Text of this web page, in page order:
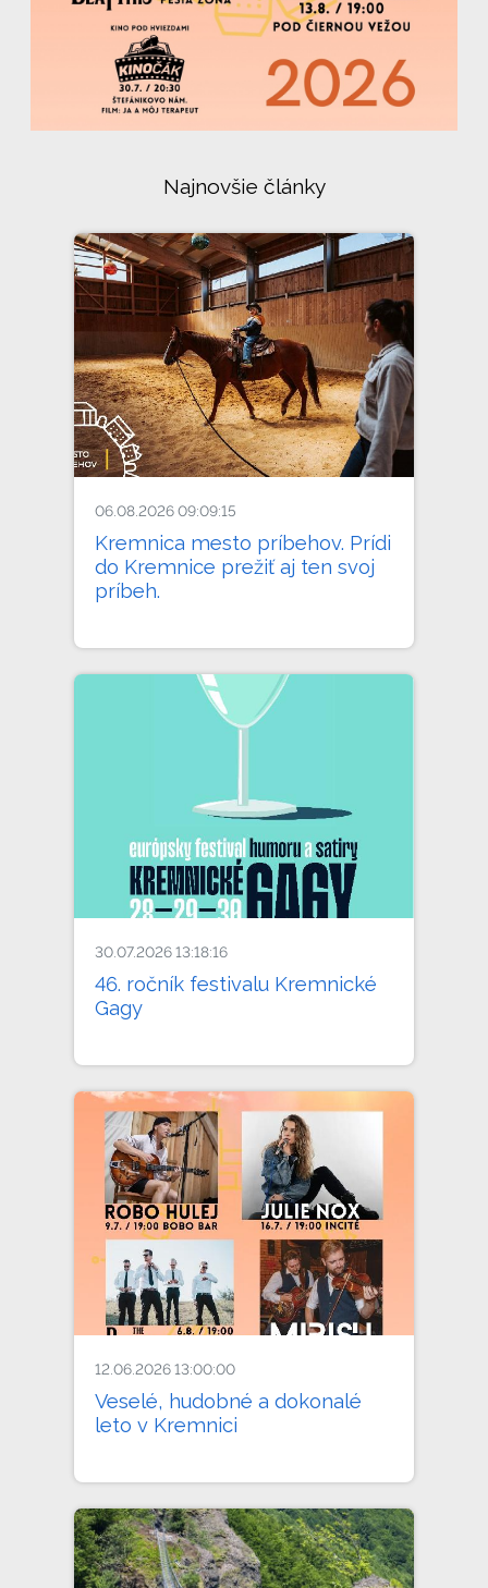
Najnovšie články
06.08.2026 09:09:15
Kremnica mesto príbehov. Prídi
do Kremnice prežiť aj ten svoj
príbeh.
30.07.2026 13:18:16
46. ročník festivalu Kremnické
Gagy
12.06.2026 13:00:00
Veselé, hudobné a dokonalé
leto v Kremnici